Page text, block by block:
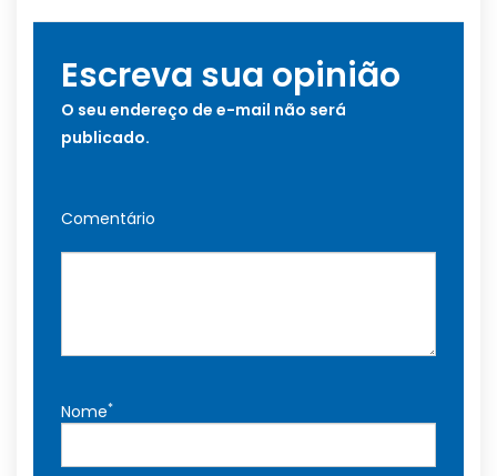
Escreva sua opinião
O seu endereço de e-mail não será
publicado.
Comentário
Nome*